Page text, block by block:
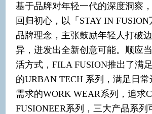
基于品牌对年轻一代的深度洞察
回归初心，以「STAY IN
品牌理念，主张鼓励年轻人打破
异，迸发出全新创意可能。顺应
活方式，FILA FUSION推出了满
的URBAN TECH 系列，满足日
需求的WORK WEAR系列，追求
FUSIONEER系列，三大产品系列